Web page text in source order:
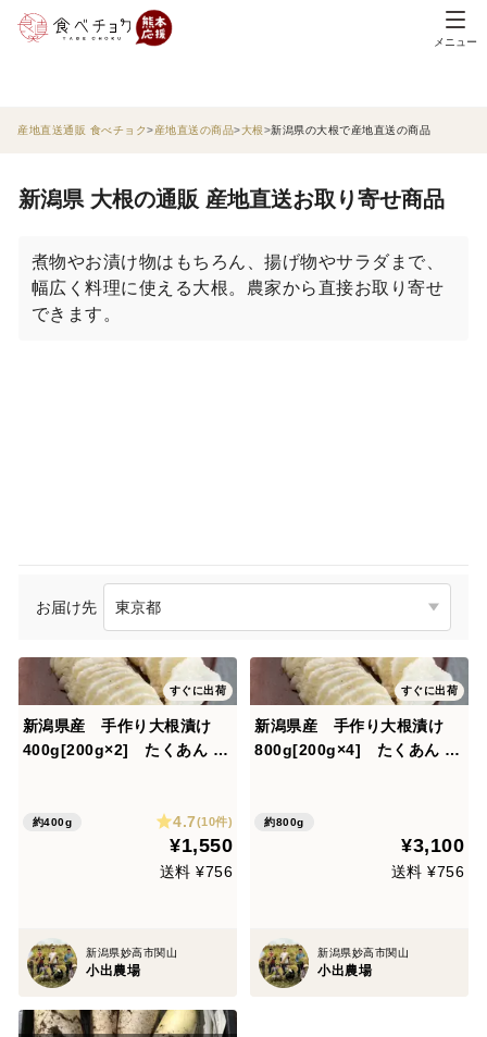
メニュー
産地直送通販 食べチョク 産地直送の商品 大根 新潟県の大根で産地直送の商品
新潟県 大根の通販 産地直送お取り寄せ商品
煮物やお漬け物はもちろん、揚げ物やサラダまで、
幅広く料理に使える大根。農家から直接お取り寄せ
できます。
お届け先
すぐに出荷
新潟県産 手作り大根漬け
400g[200g×2] たくあん 沢
約400g 4.7(10件)
¥1,550
送料 ¥756
新潟県妙高市関山
小出農場
すぐに出荷
新潟県産 手作り大根漬け
800g[200g×4] たくあん 沢
約800g
¥3,100
送料 ¥756
新潟県妙高市関山
小出農場